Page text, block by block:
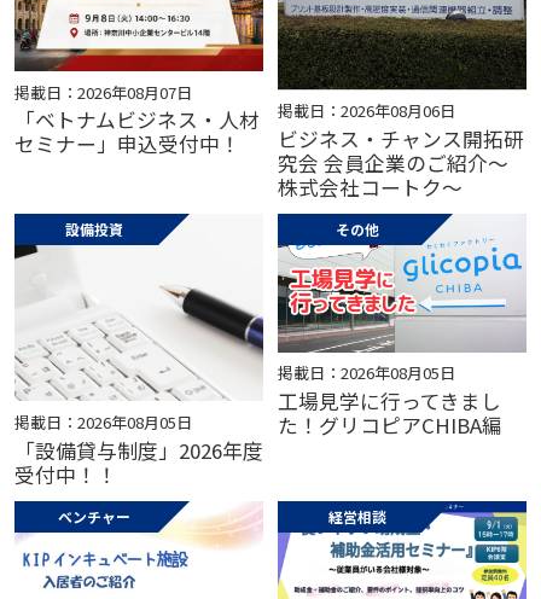
掲載日：2026年08月07日
「ベトナムビジネス・人材
セミナー」申込受付中！
掲載日：2026年08月06日
ビジネス・チャンス開拓研
究会 会員企業のご紹介～
株式会社コートク～
設備投資
掲載日：2026年08月05日
「設備貸与制度」2026年度
受付中！！
その他
掲載日：2026年08月05日
工場見学に行ってきまし
た！グリコピアCHIBA編
ベンチャー 経営相談